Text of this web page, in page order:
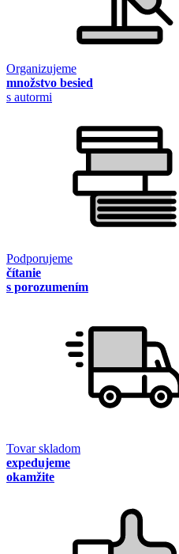
Organizujeme
množstvo besied
s autormi
Podporujeme
čítanie
s porozumením
Tovar skladom
expedujeme
okamžite